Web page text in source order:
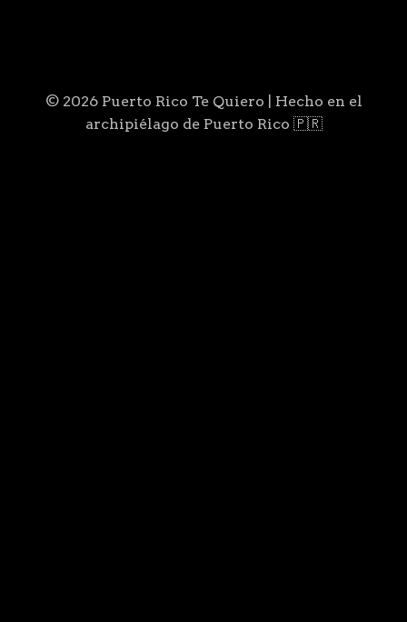
© 2026 Puerto Rico Te Quiero | Hecho en el
archipiélago de Puerto Rico 🇵🇷